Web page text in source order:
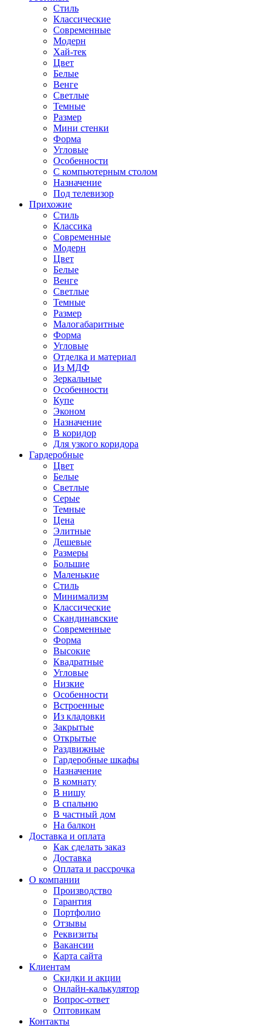
Стиль
Классические
Современные
Модерн
Хай-тек
Цвет
Белые
Венге
Светлые
Темные
Размер
Мини стенки
Форма
Угловые
Особенности
С компьютерным столом
Назначение
Под телевизор
Прихожие
Стиль
Классика
Современные
Модерн
Цвет
Белые
Венге
Светлые
Темные
Размер
Малогабаритные
Форма
Угловые
Отделка и материал
Из МДФ
Зеркальные
Особенности
Купе
Эконом
Назначение
В коридор
Для узкого коридора
Гардеробные
Цвет
Белые
Светлые
Серые
Темные
Цена
Элитные
Дешевые
Размеры
Большие
Маленькие
Стиль
Минимализм
Классические
Скандинавские
Современные
Форма
Высокие
Квадратные
Угловые
Низкие
Особенности
Встроенные
Из кладовки
Закрытые
Открытые
Раздвижные
Гардеробные шкафы
Назначение
В комнату
В нишу
В спальню
В частный дом
На балкон
Доставка и оплата
Как сделать заказ
Доставка
Оплата и рассрочка
О компании
Производство
Гарантия
Портфолио
Отзывы
Реквизиты
Вакансии
Карта сайта
Клиентам
Скидки и акции
Онлайн-калькулятор
Вопрос-ответ
Оптовикам
Контакты